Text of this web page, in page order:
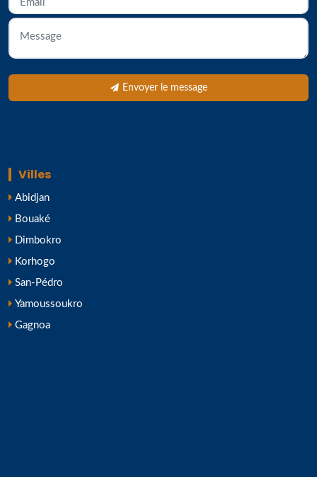
Envoyer le message
Villes
Abidjan
Bouaké
Dimbokro
Korhogo
San-Pédro
Yamoussoukro
Gagnoa